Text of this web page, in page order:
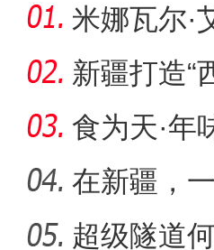
米娜瓦尔·
字“活
新疆打造“
食为天·年
味担当
在新疆，
超级隧道